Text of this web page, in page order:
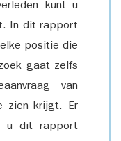
kunt u
In dit rapport
positie die
gaat zelfs
van
zien krijgt. Er
u dit rapport